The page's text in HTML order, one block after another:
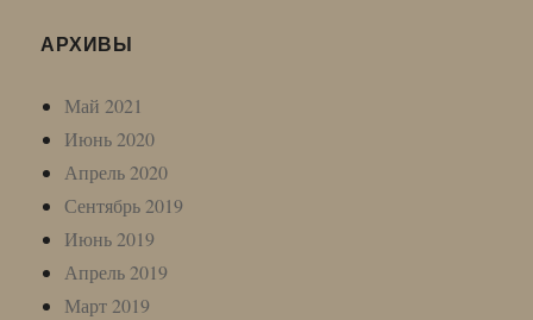
АРХИВЫ
Май 2021
Июнь 2020
Апрель 2020
Сентябрь 2019
Июнь 2019
Апрель 2019
Март 2019